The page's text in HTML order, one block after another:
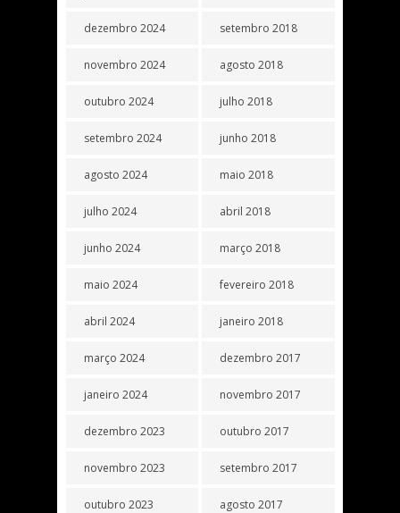
dezembro 2024
novembro 2024
outubro 2024
setembro 2024
agosto 2024
julho 2024
junho 2024
maio 2024
abril 2024
março 2024
janeiro 2024
dezembro 2023
novembro 2023
outubro 2023
setembro 2018
agosto 2018
julho 2018
junho 2018
maio 2018
abril 2018
março 2018
fevereiro 2018
janeiro 2018
dezembro 2017
novembro 2017
outubro 2017
setembro 2017
agosto 2017